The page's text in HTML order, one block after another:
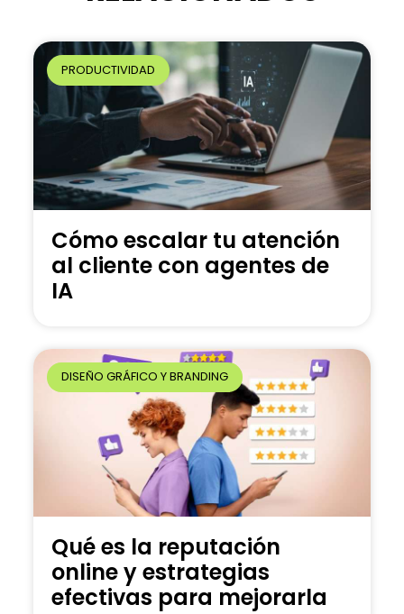
PRODUCTIVIDAD
Cómo escalar tu atención
al cliente con agentes de
IA
DISEÑO GRÁFICO Y BRANDING
Qué es la reputación
online y estrategias
efectivas para mejorarla